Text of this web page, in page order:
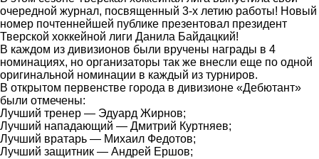
очередной журнал, посвященный 3-х летию работы! Новый
номер почтеннейшей публике презентовал президент
Тверской хоккейной лиги Данила Байдацкий!
В каждом из дивизионов были вручены награды в 4
номинациях, но организаторы так же внесли еще по одной
оригинальной номинации в каждый из турниров.
В открытом первенстве города в дивизионе «Дебютант»
были отмечены:
Лучший тренер — Эдуард Жирнов;
Лучший нападающий — Дмитрий Куртняев;
Лучший вратарь — Михаил Федотов;
Лучший защитник — Андрей Ершов;